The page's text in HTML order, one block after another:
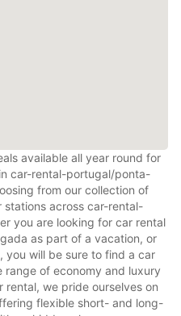
available all year round for
car-rental-portugal/ponta-
from our collection of
stations across car-rental-
you are looking for car rental
as part of a vacation, or
you will be sure to find a car
of economy and luxury
rental, we pride ourselves on
flexible short- and long-